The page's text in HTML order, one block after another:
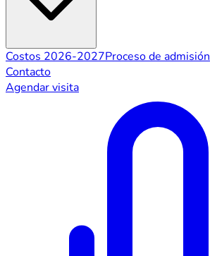
Costos 2026-2027Proceso de admisión
Contacto
Agendar visita